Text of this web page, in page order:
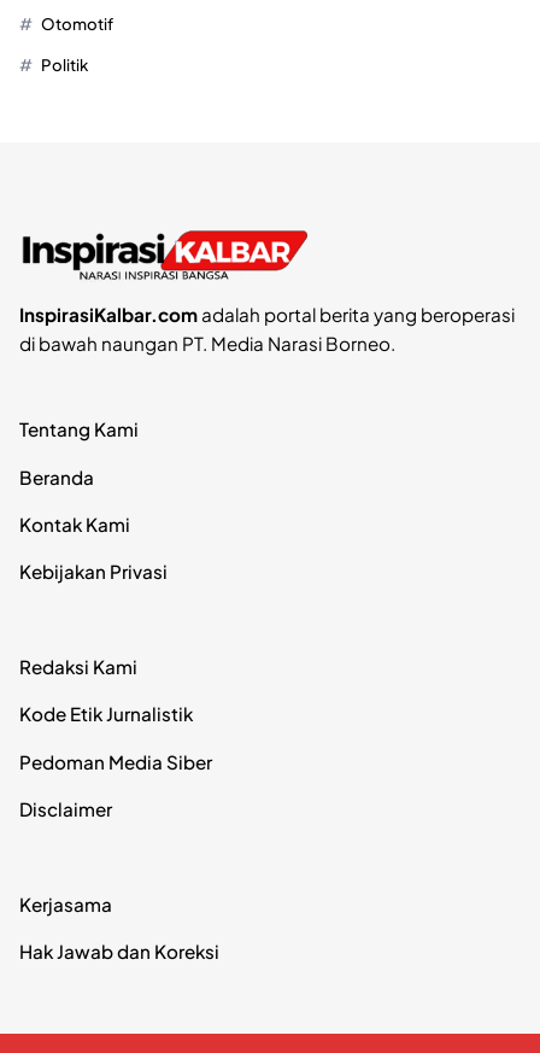
Otomotif
Politik
InspirasiKalbar.comadalah portal berita yang beroperasi
di bawah naungan PT. Media Narasi Borneo.
Tentang Kami
Beranda
Kontak Kami
Kebijakan Privasi
Redaksi Kami
Kode Etik Jurnalistik
Pedoman Media Siber
Disclaimer
Kerjasama
Hak Jawab dan Koreksi